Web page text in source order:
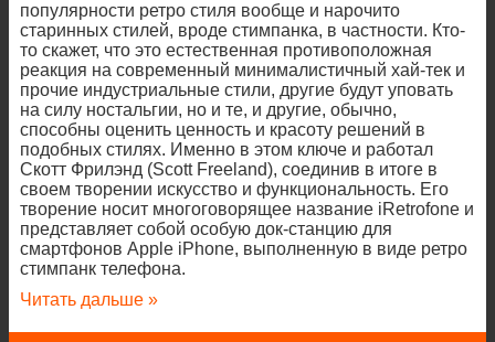
популярности ретро стиля вообще и нарочито
старинных стилей, вроде стимпанка, в частности. Кто-
то скажет, что это естественная противоположная
реакция на современный минималистичный хай-тек и
прочие индустриальные стили, другие будут уповать
на силу ностальгии, но и те, и другие, обычно,
способны оценить ценность и красоту решений в
подобных стилях. Именно в этом ключе и работал
Скотт Фрилэнд (Scott Freeland), соединив в итоге в
своем творении искусство и функциональность. Его
творение носит многоговорящее название iRetrofone и
представляет собой особую док-станцию для
смартфонов Apple iPhone, выполненную в виде ретро
стимпанк телефона.
Читать дальше »